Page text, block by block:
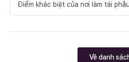
Điểm khác biệt của nơi làm tái
Gangnam là như thế này.
Về danh